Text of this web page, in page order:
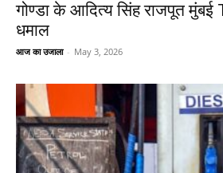
गोण्डा के आदित्य सिंह राजपूत मुंबई
धमाल
आज का उजाला - May 3, 2026